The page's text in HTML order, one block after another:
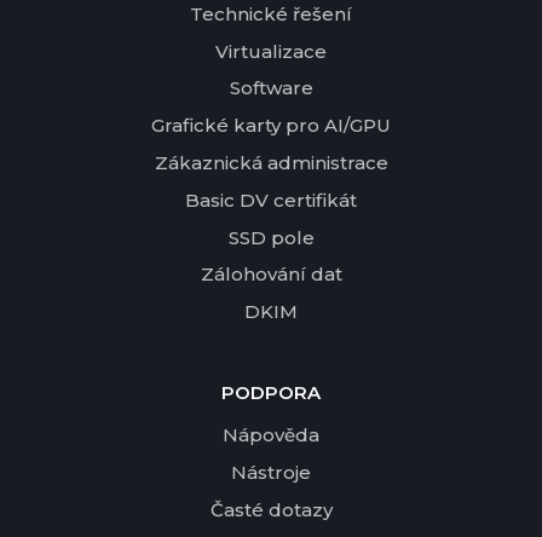
Technické řešení
Virtualizace
Software
Grafické karty pro AI/GPU
Zákaznická administrace
Basic DV certifikát
SSD pole
Zálohování dat
DKIM
PODPORA
Nápověda
Nástroje
Časté dotazy